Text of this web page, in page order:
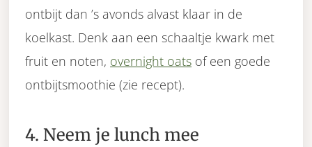
ontbijt dan ’s avonds alvast klaar in de
koelkast. Denk aan een schaaltje kwark met
fruit en noten, overnight oats of een goede
ontbijtsmoothie (zie recept).
4. Neem je lunch mee